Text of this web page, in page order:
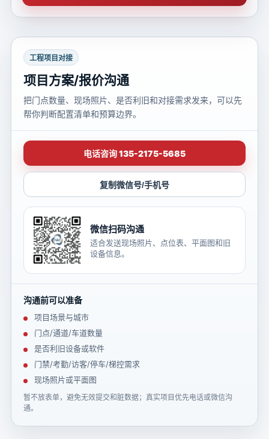
工程项目对接
项目方案/报价沟通
把门点数量、现场照片、是否利旧和对接需求发来，可以先
帮你判断配置清单和预算边界。
电话咨询 135-2175-5685
复制微信号/手机号
微信扫码沟通
适合发送现场照片、点位表、平面图和旧
设备信息。
沟通前可以准备
项目场景与城市
门点/通道/车道数量
是否利旧设备或软件
门禁/考勤/访客/停车/梯控需求
现场照片或平面图
暂不放表单，避免无效提交和脏数据；真实项目优先电话或微信沟
通。